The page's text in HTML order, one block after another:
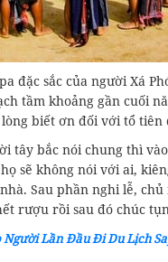
đặc sắc của người Xá
tầm khoảng gần cuối
biết ơn đối với tổ
tây bắc nói chung thì
sẽ không nói với ai,
Sau phần nghi lễ,
rượu rồi sau đó chúc
Người Lần Đầu Đi Du Lịch